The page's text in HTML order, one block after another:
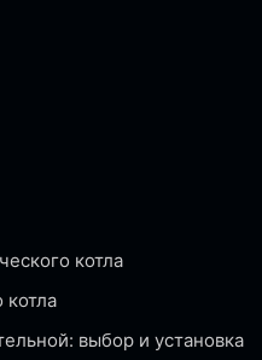
котла
котла
выбор и установка